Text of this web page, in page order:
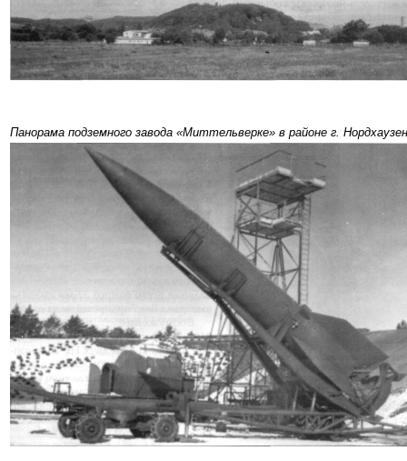
Панорама подземного завода «Миттельверке» в районе г.